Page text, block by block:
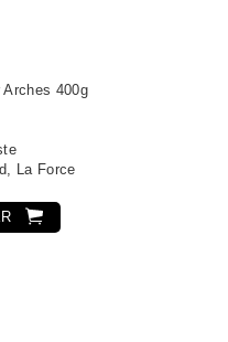
400g
La Force